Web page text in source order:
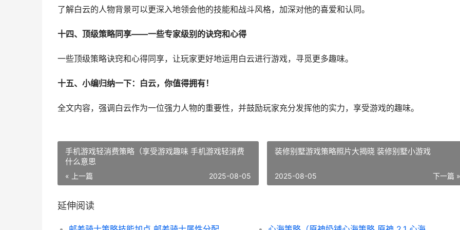
了解白云的人物背景可以更深入地领会他的技能和战斗风格，加深对他的喜爱和认同。
十四、顶级策略同享——一些专家级别的诀窍和心得
一些顶级策略诀窍和心得同享，让玩家更好地运用白云进行游戏，寻觅更多趣味。
十五、小编归纳一下：白云，你值得拥有！
全文内容，强调白云作为一位强力人物的重要性，并鼓励玩家充分发挥他的实力，享受游戏的趣味。
手机游戏轻消费策略（享受游戏趣味 手机游戏轻消费
什么意思
« 上一篇 2025-08-05
装修别墅游戏策略照片大揭晓 装修别墅小游戏
下一篇 »
2025-08-05
延伸阅读